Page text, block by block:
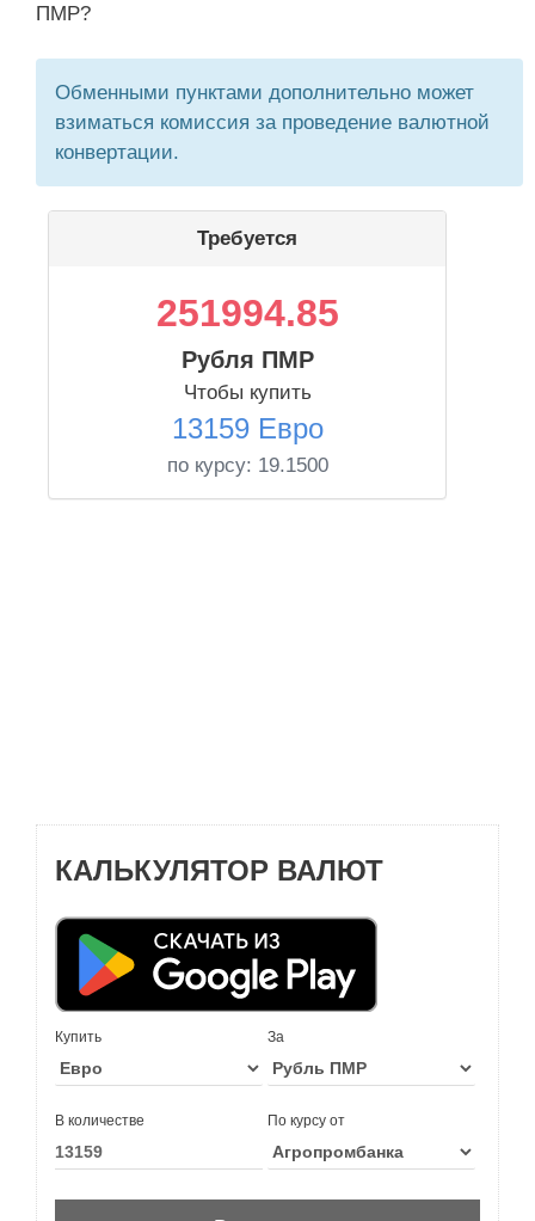
ПМР?
Обменными пунктами дополнительно может
взиматься комиссия за проведение валютной
конвертации.
Требуется
251994.85
Рубля ПМР
Чтобы купить
13159 Евро
по курсу: 19.1500
КАЛЬКУЛЯТОР ВАЛЮТ
Купить За
В количестве По курсу от